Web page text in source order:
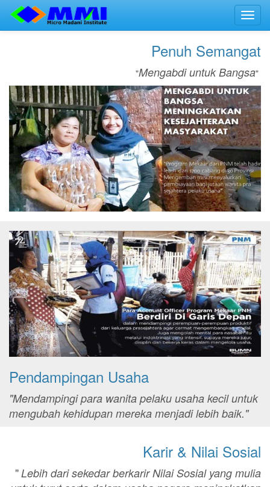
Penuh Semangat
"Mengabdi untuk Bangsa"
Pendampingan Usaha
"Mendampingi para wanita pelaku usaha kecil untuk
mengubah kehidupan mereka menjadi lebih baik."
Karir & Nilai Sosial
"Lebih dari sekedar berkarir Nilai Sosial yang mulia